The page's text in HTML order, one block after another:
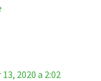
2020 a 2:02